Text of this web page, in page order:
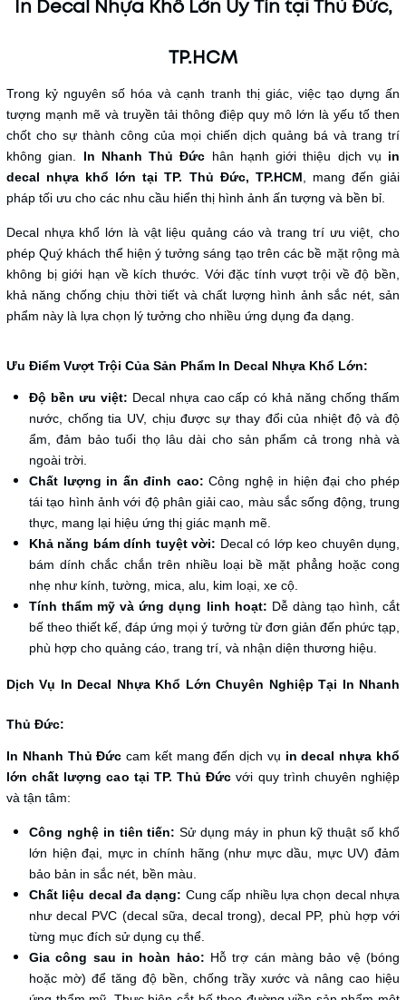
In Decal Nhựa Khổ Lớn Uy Tín tại Thủ Đức,
TP.HCM
Trong kỷ nguyên số hóa và cạnh tranh thị giác, việc tạo dựng ấn
tượng mạnh mẽ và truyền tải thông điệp quy mô lớn là yếu tố then
chốt cho sự thành công của mọi chiến dịch quảng bá và trang trí
không gian. In Nhanh Thủ Đức hân hạnh giới thiệu dịch vụ in
decal nhựa khổ lớn tại TP. Thủ Đức, TP.HCM , mang đến giải
pháp tối ưu cho các nhu cầu hiển thị hình ảnh ấn tượng và bền bỉ.
Decal nhựa khổ lớn là vật liệu quảng cáo và trang trí ưu việt, cho
phép Quý khách thể hiện ý tưởng sáng tạo trên các bề mặt rộng mà
không bị giới hạn về kích thước. Với đặc tính vượt trội về độ bền,
khả năng chống chịu thời tiết và chất lượng hình ảnh sắc nét, sản
phẩm này là lựa chọn lý tưởng cho nhiều ứng dụng đa dạng.
Ưu Điểm Vượt Trội Của Sản Phẩm In Decal Nhựa Khổ Lớn:
Độ bền ưu việt: Decal nhựa cao cấp có khả năng chống thấm
nước, chống tia UV, chịu được sự thay đổi của nhiệt độ và độ
ẩm, đảm bảo tuổi thọ lâu dài cho sản phẩm cả trong nhà và
ngoài trời.
Chất lượng in ấn đỉnh cao: Công nghệ in hiện đại cho phép
tái tạo hình ảnh với độ phân giải cao, màu sắc sống động, trung
thực, mang lại hiệu ứng thị giác mạnh mẽ.
Khả năng bám dính tuyệt vời: Decal có lớp keo chuyên dụng,
bám dính chắc chắn trên nhiều loại bề mặt phẳng hoặc cong
nhẹ như kính, tường, mica, alu, kim loại, xe cộ.
Tính thẩm mỹ và ứng dụng linh hoạt: Dễ dàng tạo hình, cắt
bế theo thiết kế, đáp ứng mọi ý tưởng từ đơn giản đến phức tạp,
phù hợp cho quảng cáo, trang trí, và nhận diện thương hiệu.
Dịch Vụ In Decal Nhựa Khổ Lớn Chuyên Nghiệp Tại In Nhanh
Thủ Đức:
In Nhanh Thủ Đức cam kết mang đến dịch vụ in decal nhựa khổ
lớn chất lượng cao tại TP. Thủ Đức với quy trình chuyên nghiệp
và tận tâm:
Công nghệ in tiên tiến: Sử dụng máy in phun kỹ thuật số khổ
lớn hiện đại, mực in chính hãng (như mực dầu, mực UV) đảm
bảo bản in sắc nét, bền màu.
Chất liệu decal đa dạng: Cung cấp nhiều lựa chọn decal nhựa
như decal PVC (decal sữa, decal trong), decal PP, phù hợp với
từng mục đích sử dụng cụ thể.
Gia công sau in hoàn hảo: Hỗ trợ cán màng bảo vệ (bóng
hoặc mờ) để tăng độ bền, chống trầy xước và nâng cao hiệu